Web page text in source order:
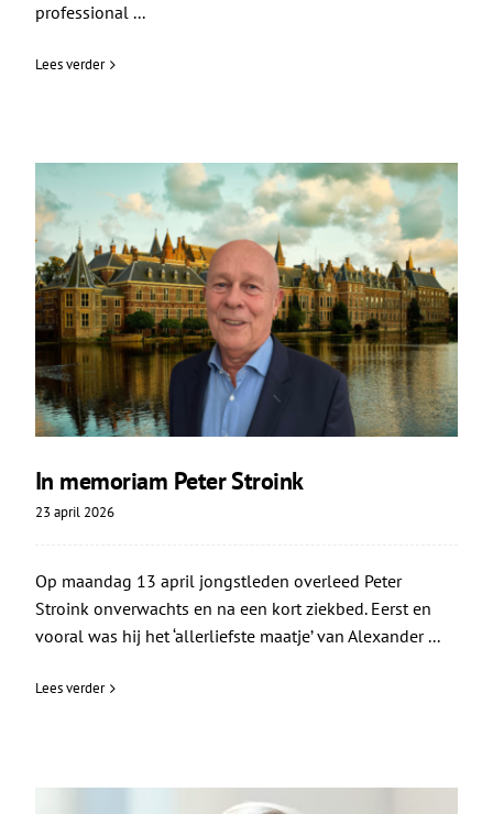
professional ...
Lees verder
In memoriam Peter Stroink
23 april 2026
Op maandag 13 april jongstleden overleed Peter
Stroink onverwachts en na een kort ziekbed. Eerst en
vooral was hij het ‘allerliefste maatje’ van Alexander ...
Lees verder